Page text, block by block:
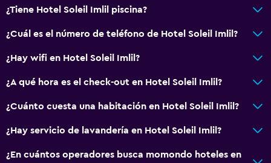
¿Tiene Hotel Soleil Imlil piscina?
¿Cuál es el número de teléfono de Hotel Soleil Imlil?
¿Hay wifi en Hotel Soleil Imlil?
¿A qué hora es el check-out en Hotel Soleil Imlil?
¿Cuánto cuesta una habitación en Hotel Soleil Imlil?
¿Hay servicio de lavandería en Hotel Soleil Imlil?
¿En cuántos operadores busca momondo hoteles en